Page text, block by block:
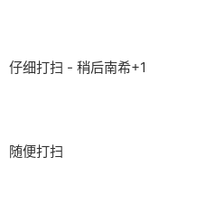
仔细打扫 - 稍后南希+1
随便打扫